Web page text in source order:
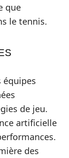
que
le tennis.
équipes
de jeu.
artificielle
des